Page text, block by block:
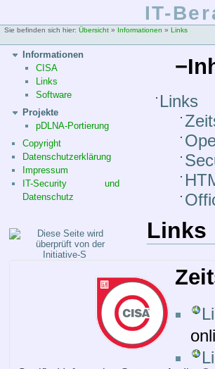
IT-
Sie befinden sich hier: Übersicht» Informationen » Links
Informationen
CISA
Links
Software
Projekte
pDLNA-Portierung
Copyright
Datenschutzerklärung
Impressum
IT-Security und
Datenschutz
−
Links
Links